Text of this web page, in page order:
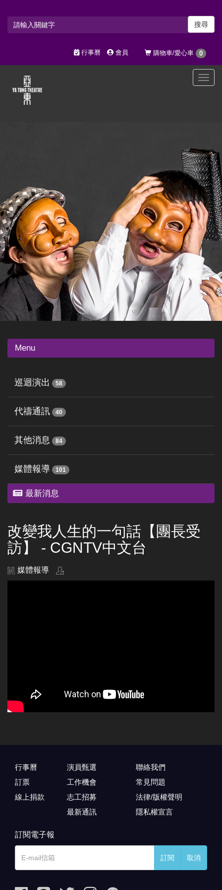
搜尋
購物車/愛心車 0
行事曆 會員
選
Menu
巡迴演出 58
代禱通訊 40
其他消息 84
媒體報導 101
最新消息
改變我人生的一句話【團長受
訪】 - CGNTV中文台
媒體報導
行事曆
訂票
線上捐款
演員甄選
工作機會
志工招募
最新通訊
聯絡我們
常見問題
法律/版權聲明
隱私權宣言
訂閱電子報
訂閱 取消